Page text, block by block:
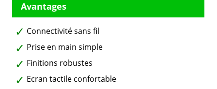
Connectivité sans fil
Prise en main simple
Finitions robustes
Ecran tactile confortable